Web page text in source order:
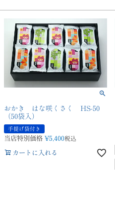
おかき はな咲くさく HS-50
（50袋入）
手提げ袋付き
当店特別価格 ¥5,400税込
カートに入れる